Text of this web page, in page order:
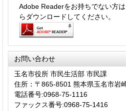
Adobe Readerをお持ちでない方
らダウンロードしてください。
お問い合わせ
玉名市役所 市民生活部 市民課
住所：〒865-8501 熊本県玉名市岩
電話番号:0968-75-1116
ファックス番号:0968-75-1416